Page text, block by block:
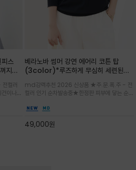
스
지는
컬러
이나
지 않
베라노바 썸머 강연 에어리 코튼 탑
(3color)*루즈하게 무심히 세련된핏/
품은 시원함: 우수한 통기성
md강력추천 2026 신상품 ★주.문.폭.주 - 전
컬러 인기 순차발송중★한정판 피부에 닿는 순간
한 터치감~★여름에 오히려 이런티을 입으셔야
을 즐기실수 있습니다^^
49,000원